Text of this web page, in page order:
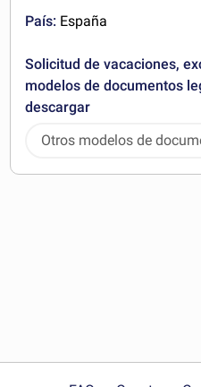
País: España
Solicitud de vacaciones,
modelos de documentos
descargar
Otros modelos de
pueden descargar